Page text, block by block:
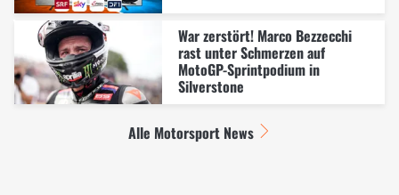
War zerstört! Marco Bezzecchi
rast unter Schmerzen auf
MotoGP-Sprintpodium in
Silverstone
Alle Motorsport News